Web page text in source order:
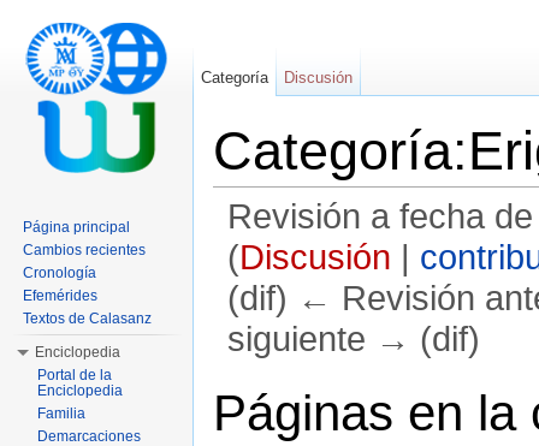
Revisión a fecha
(Discusión |
(dif) ← Revisión
siguiente → (dif)
Páginas en la
Categoría Discusión
Página principal
Cambios recientes
Cronología
Efemérides
Textos de Calasanz
Enciclopedia
Portal de la
Enciclopedia
Familia
Demarcaciones